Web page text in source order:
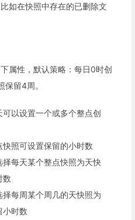
如在快照中存在的已删除文
属性，默认策略：每日0时创
留4周。
以设置一个或多个整点创
照可设置保留的小时数
每天某个整点快照为天快
数
每周某个周几的天快照为
小时数